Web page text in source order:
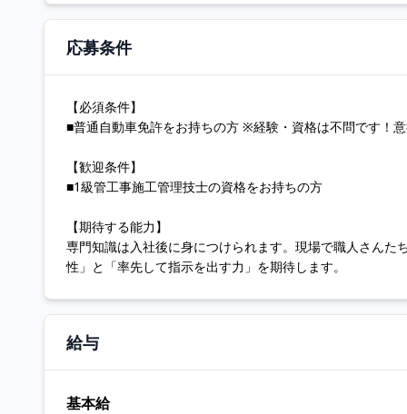
応募条件
【必須条件】
■普通自動車免許をお持ちの方 ※経験・資格は不問です！
【歓迎条件】
■1級管工事施工管理技士の資格をお持ちの方
【期待する能力】
専門知識は入社後に身につけられます。現場で職人さん
性」と「率先して指示を出す力」を期待します。
給与
基本給